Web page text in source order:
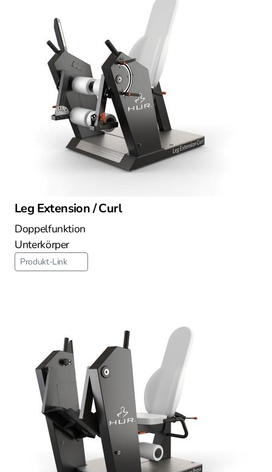
Leg Extension / Curl
Doppelfunktion
Unterkörper
Produkt-Link